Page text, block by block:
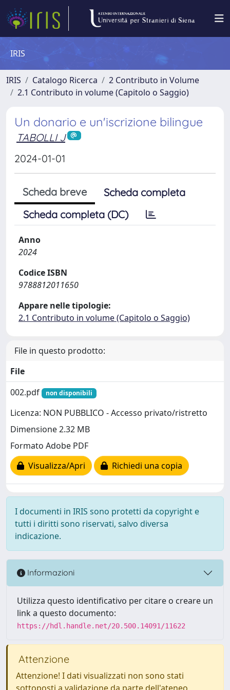
IRIS
IRIS Catalogo Ricerca
2 Contributo in Volume
2.1 Contributo in volume (Capitolo o Saggio)
Un donario e un'iscrizione bilingue
TABOLLI J
2024-01-01
Scheda breve
Scheda completa
Scheda completa (DC)
Anno
2024
Codice ISBN
9788812011650
Appare nelle tipologie:
2.1 Contributo in volume (Capitolo o Saggio)
File in questo prodotto:
File
002.pdf
non disponibili
Licenza: NON PUBBLICO - Accesso privato/ristretto
Dimensione 2.32 MB
Formato Adobe PDF
Visualizza/Apri
Richiedi una copia
I documenti in IRIS sono protetti da copyright e
tutti i diritti sono riservati, salvo diversa
indicazione.
Informazioni
Utilizza questo identificativo per citare o creare un
link a questo documento:
https://hdl.handle.net/20.500.14091/11622
Attenzione
Attenzione! I dati visualizzati non sono stati